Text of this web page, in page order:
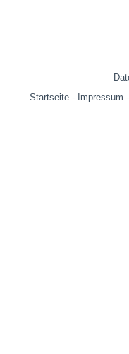
Startseite- Impressum -